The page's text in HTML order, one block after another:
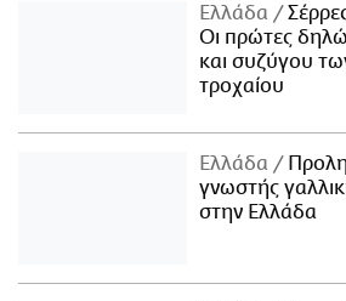
Ελλάδα
Οι πρώτες
και συζύγου
τροχαίου
Ελλάδα
γνωστής
στην Ελλάδα